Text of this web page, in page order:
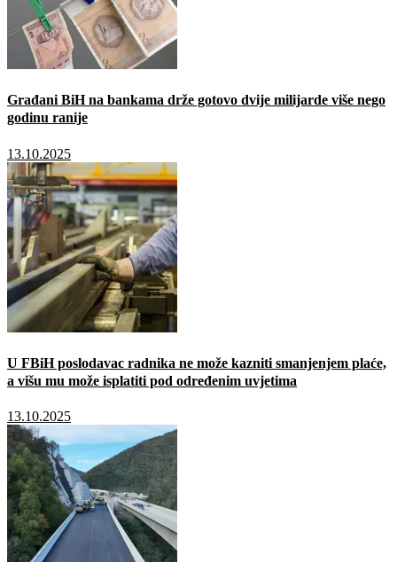
Građani BiH na bankama drže gotovo dvije milijarde više nego
godinu ranije
13.10.2025
U FBiH poslodavac radnika ne može kazniti smanjenjem plaće,
a višu mu može isplatiti pod određenim uvjetima
13.10.2025